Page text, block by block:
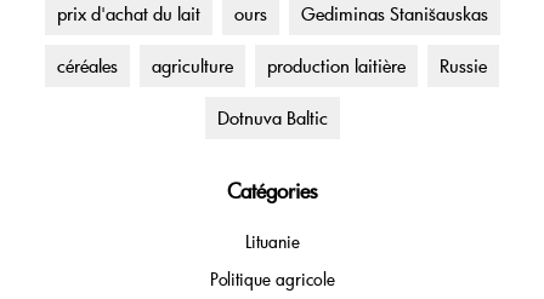
prix d'achat du lait ours Gediminas Stanišauskas
céréales agriculture production laitière Russie
Dotnuva Baltic
Catégories
Lituanie
Politique agricole